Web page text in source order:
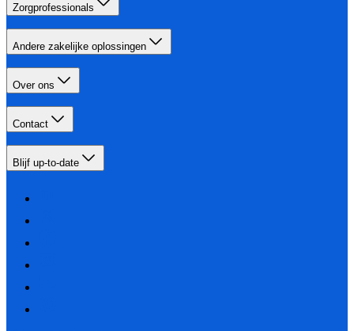
Zorgprofessionals
Andere zakelijke oplossingen
Over ons
Contact
Blijf up-to-date